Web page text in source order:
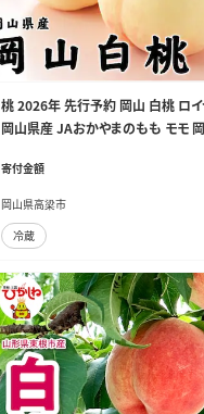
桃 2026年 先行予約 岡山 白桃 ロ
岡山県産 JAおかやまのもも モモ
寄付金額
岡山県高梁市
冷蔵